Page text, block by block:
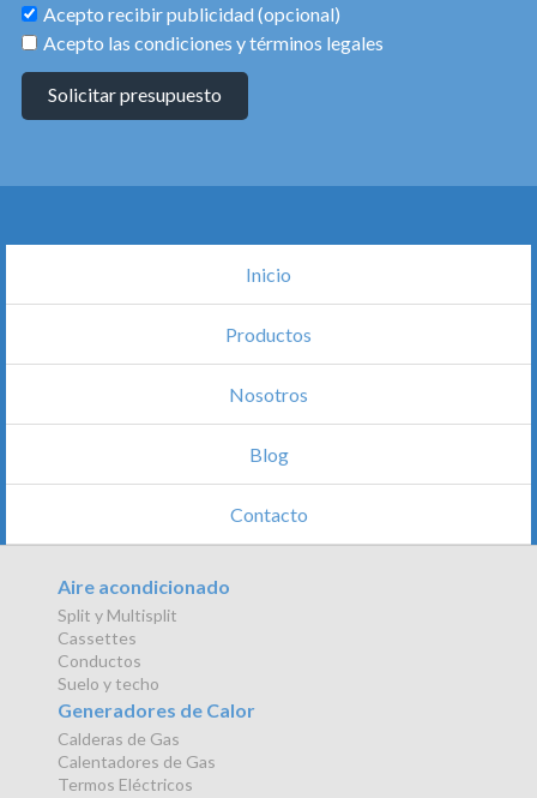
Acepto recibir publicidad (opcional)
Acepto las condiciones y términos legales
Solicitar presupuesto
Inicio
Productos
Nosotros
Blog
Contacto
Aire acondicionado
Split y Multisplit
Cassettes
Conductos
Suelo y techo
Generadores de Calor
Calderas de Gas
Calentadores de Gas
Termos Eléctricos